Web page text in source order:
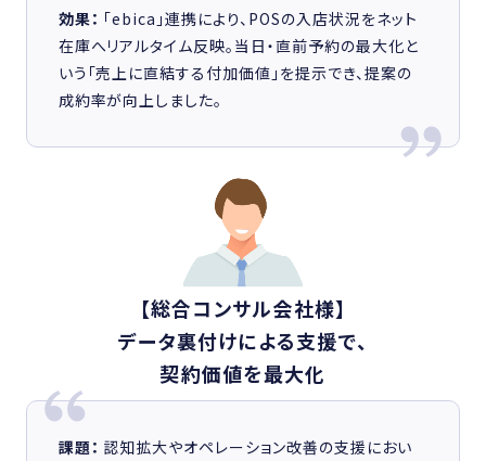
効果： 「ebica」連携により、POSの入店状況をネット
在庫へリアルタイム反映。当日・直前予約の最大化と
いう「売上に直結する付加価値」を提示でき、提案の
成約率が向上しました。
【総合コンサル会社様】
データ裏付けによる支援で、
契約価値を最大化
課題： 認知拡大やオペレーション改善の支援におい